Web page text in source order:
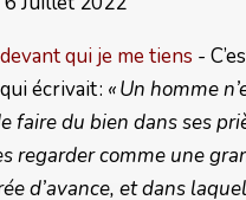
qui je me tiens -
écrivait : « Un homme
faire du bien dans ses
regarder comme une
d’avance, et dans